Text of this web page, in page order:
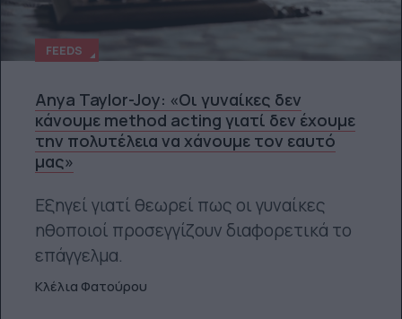
FEEDS
Anya Taylor-Joy: «Οι γυναίκες δεν
κάνουμε method acting γιατί δεν έχουμε
την πολυτέλεια να χάνουμε τον εαυτό
μας»
Εξηγεί γιατί θεωρεί πως οι γυναίκες
ηθοποιοί προσεγγίζουν διαφορετικά το
επάγγελμα.
Κλέλια Φατούρου